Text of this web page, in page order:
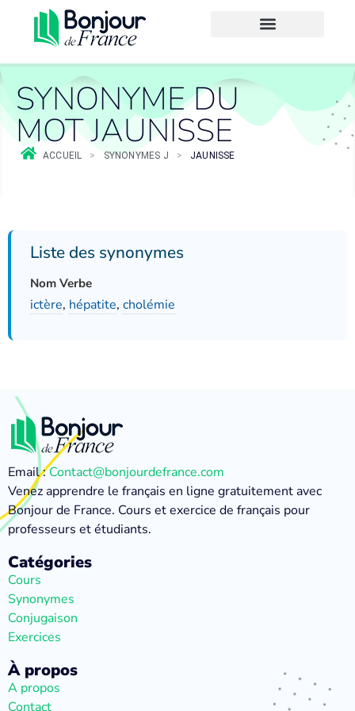
SYNONYME DU
MOT JAUNISSE
ACCUEIL > SYNONYMES J > JAUNISSE
Liste des synonymes
Nom Verbe
ictère, hépatite, cholémie
Email :Contact@bonjourdefrance.com
Venez apprendre le français en ligne gratuitement avec
Bonjour de France. Cours et exercice de français pour
professeurs et étudiants.
Catégories
Cours
Synonymes
Conjugaison
Exercices
À propos
A propos
Contact